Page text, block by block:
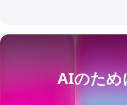
AIのため